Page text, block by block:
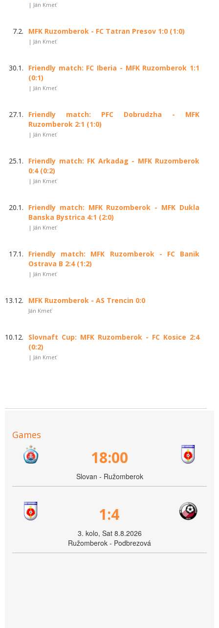
| Ján Kmeť
7.2. MFK Ruzomberok - FC Tatran Presov 1:0 (1:0)
| Ján Kmeť
30.1.
Friendly match: FC Iberia - MFK Ruzomberok 1:1
(0:1)
| Ján Kmeť
27.1.
Friendly match: PFC Dobrudzha - MFK
Ruzomberok 2:1 (1:0)
| Ján Kmeť
25.1.
Friendly match: FK Arkadag - MFK Ruzomberok
0:4 (0:2)
| Ján Kmeť
20.1.
Friendly match: MFK Ruzomberok - MFK Dukla
Banska Bystrica 4:1 (2:0)
| Ján Kmeť
17.1.
Friendly match: MFK Ruzomberok - FC Banik
Ostrava B 2:4 (1:2)
| Ján Kmeť
13.12. MFK Ruzomberok - AS Trencin 0:0
Ján Kmeť
10.12.
Slovnaft Cup: MFK Ruzomberok - FC Kosice 2:4
(0:2)
| Ján Kmeť
Games
18:00
Slovan - Ružomberok
1:4
3. kolo, Sat 8.8.2026
Ružomberok - Podbrezová